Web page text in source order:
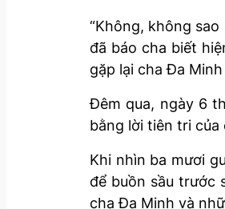
“Không, không
đã báo cha biết
gặp lại cha Đa
Đêm qua, ngày 6
bằng lời tiên tri
Khi nhìn ba mươi
để buồn sầu trước
cha Đa Minh và